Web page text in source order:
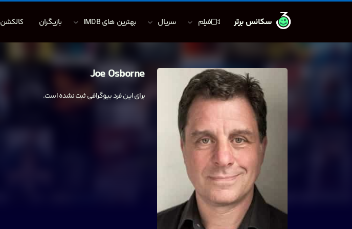
سکانس برتر فیلم سریال بهترین های IMDB بازیگران کالکشن
Joe Osborne
برای این فرد بیوگرافی ثبت نشده است.